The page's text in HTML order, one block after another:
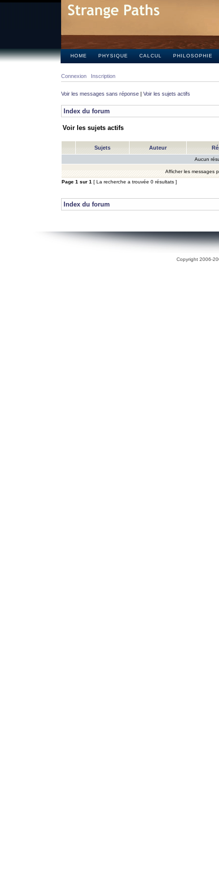
HOME PHYSIQUE CALCUL PHILOSOPHIE
Connexion Inscription
Voir les messages sans réponse | Voir les sujets actifs
Index du forum
Voir les sujets actifs
Sujets Auteur
Aucun
Afficher les messages
Page 1 sur 1 [ La recherche a trouvée 0 résultats ]
Index du forum
Copyright 2006-